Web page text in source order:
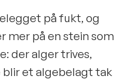
på fukt, og
mer på en stein som
der alger trives,
blir et algebelagt tak